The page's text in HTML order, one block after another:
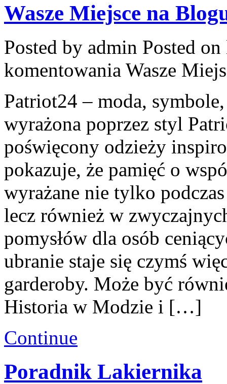
Wasze Miejsce na
Posted by admin Posted
komentowania Wasze
Patriot24 – moda,
wyrażona poprzez styl
poświęcony odzieży
pokazuje, że pamięć o
wyrażane nie tylko
lecz również w
pomysłów dla osób
ubranie staje się czymś
garderoby. Może być
Historia w Modzie i […]
Continue
Poradnik Lakiernika